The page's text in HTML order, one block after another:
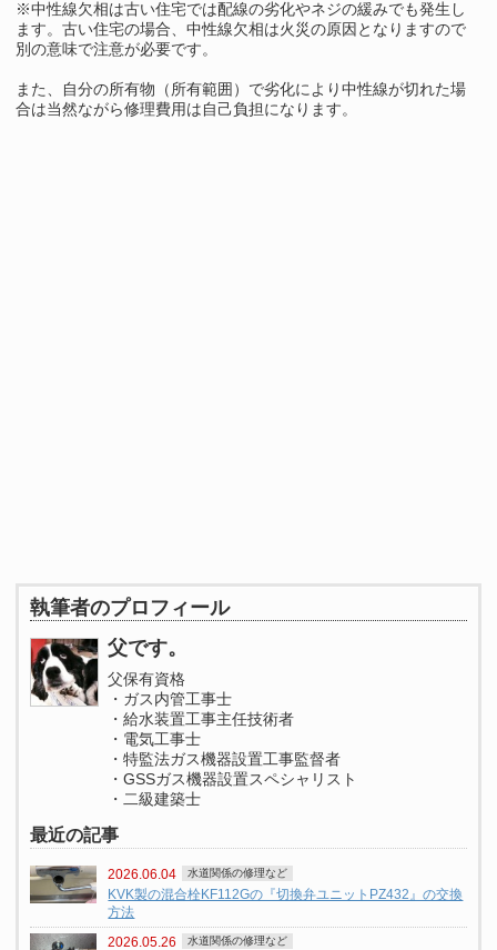
※中性線欠相は古い住宅では配線の劣化やネジの緩みでも発生し
ます。古い住宅の場合、中性線欠相は火災の原因となりますので
別の意味で注意が必要です。
また、自分の所有物（所有範囲）で劣化により中性線が切れた場
合は当然ながら修理費用は自己負担になります。
執筆者のプロフィール
父です。
父保有資格
・ガス内管工事士
・給水装置工事主任技術者
・電気工事士
・特監法ガス機器設置工事監督者
・GSSガス機器設置スペシャリスト
・二級建築士
最近の記事
2026.06.04 水道関係の修理など
KVK製の混合栓KF112Gの『切換弁ユニットPZ432』の交換
方法
2026.05.26 水道関係の修理など